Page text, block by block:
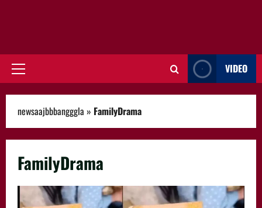
Primary
VIDEO
newsaajbbbangggla » FamilyDrama
FamilyDrama